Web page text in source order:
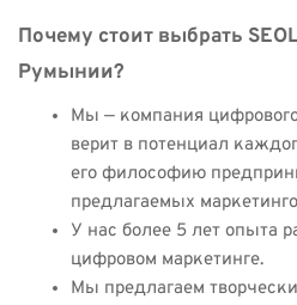
Почему стоит выбрать
Румынии?
Мы — компания
верит в потенциал
его философию
предлагаемых
У нас более 5 лет опыта
цифровом маркетинге.
Мы предлагаем